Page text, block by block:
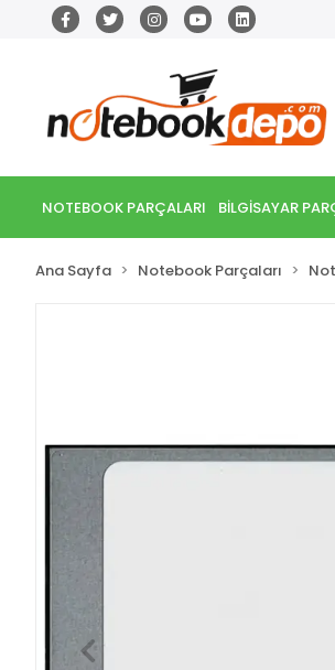
NOTEBOOK PARÇALARI BİLGİSAYAR
Ana Sayfa Notebook Parçaları